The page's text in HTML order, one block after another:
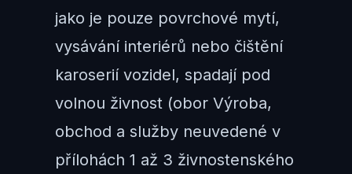
jako je pouze povrchové mytí,
vysávání interiérů nebo čištění
karoserií vozidel, spadají pod
volnou živnost (obor Výroba,
obchod a služby neuvedené v
přílohách 1 až 3 živnostenského